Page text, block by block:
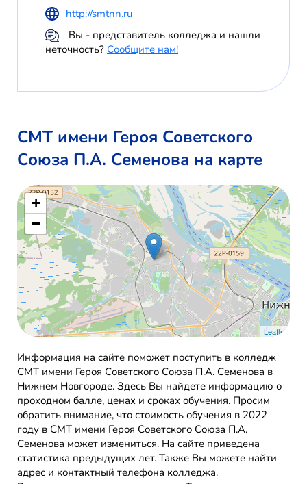
http://smtnn.ru
Вы - представитель колледжа и нашли
неточность? Сообщите нам!
СМТ имени Героя Советского
Союза П.А. Семенова на карте
+
−
Leaflet
Информация на сайте поможет поступить в колледж
СМТ имени Героя Советского Союза П.А. Семенова в
Нижнем Новгороде. Здесь Вы найдете информацию о
проходном балле, ценах и сроках обучения. Просим
обратить внимание, что стоимость обучения в 2022
году в СМТ имени Героя Советского Союза П.А.
Семенова может измениться. На сайте приведена
статистика предыдущих лет. Также Вы можете найти
адрес и контактный телефона колледжа.